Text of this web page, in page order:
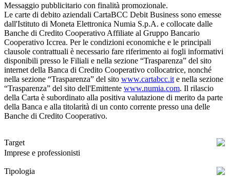
Messaggio pubblicitario con finalità promozionale.
Le carte di debito aziendali CartaBCC Debit Business sono emesse
dall'Istituto di Moneta Elettronica Numia S.p.A. e collocate dalle
Banche di Credito Cooperativo Affiliate al Gruppo Bancario
Cooperativo Iccrea. Per le condizioni economiche e le principali
clausole contrattuali è necessario fare riferimento ai fogli informativi
disponibili presso le Filiali e nella sezione “Trasparenza” del sito
internet della Banca di Credito Cooperativo collocatrice, nonché
nella sezione “Trasparenza” del sito www.cartabcc.it e nella sezione
“Trasparenza” del sito dell'Emittente www.numia.com. Il rilascio
della Carta è subordinato alla positiva valutazione di merito da parte
della Banca e alla titolarità di un conto corrente presso una delle
Banche di Credito Cooperativo.
Target
Imprese e professionisti
Tipologia